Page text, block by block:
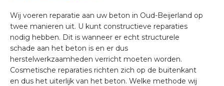
Wij voeren reparatie aan uw beton in Oud-Beijerland op
twee manieren uit. U kunt constructieve reparaties
nodig hebben. Dit is wanneer er echt structurele
schade aan het beton is en er dus
herstelwerkzaamheden verricht moeten worden.
Cosmetische reparaties richten zich op de buitenkant
en dus het uiterlijk van het beton. Welke methode wij